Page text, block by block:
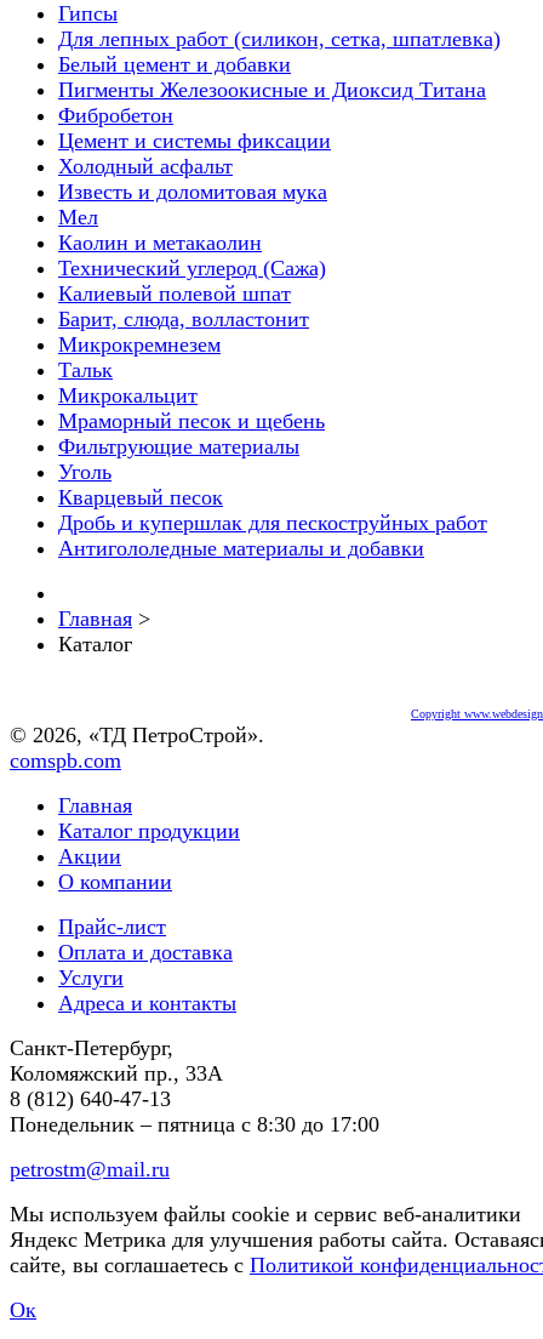
Гипсы
Для лепных работ (силикон, сетка, шпатлевка)
Белый цемент и добавки
Пигменты Железоокисные и Диоксид Титана
Фибробетон
Цемент и системы фиксации
Холодный асфальт
Известь и доломитовая мука
Мел
Каолин и метакаолин
Технический углерод (Сажа)
Калиевый полевой шпат
Барит, слюда, волластонит
Микрокремнезем
Тальк
Микрокальцит
Мраморный песок и щебень
Фильтрующие материалы
Уголь
Кварцевый песок
Дробь и купершлак для пескоструйных работ
Антигололедные материалы и добавки
Главная >
Каталог
Copyright
© 2026, «ТД ПетроСтрой».
comspb.com
Главная
Каталог продукции
Акции
О компании
Прайс-лист
Оплата и доставка
Услуги
Адреса и контакты
Санкт-Петербург,
Коломяжский пр., 33А
8 (812) 640-47-13
Понедельник – пятница с 8:30 до 17:00
petrostm@mail.ru
Мы используем файлы cookie и сервис веб-аналитики
Яндекс Метрика для улучшения работы сайта.
сайте, вы соглашаетесь с Политикой
Ок